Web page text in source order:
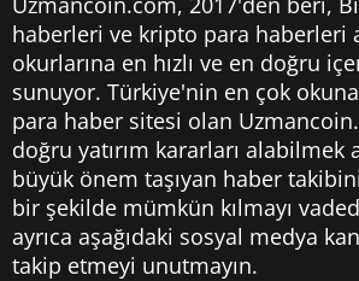
haberleri ve kripto para haberleri
okurlarına en hızlı ve en doğru
sunuyor. Türkiye'nin en çok
para haber sitesi olan
doğru yatırım kararları alabilmek
büyük önem taşıyan haber
bir şekilde mümkün kılmayı
ayrıca aşağıdaki sosyal medya
takip etmeyi unutmayın.